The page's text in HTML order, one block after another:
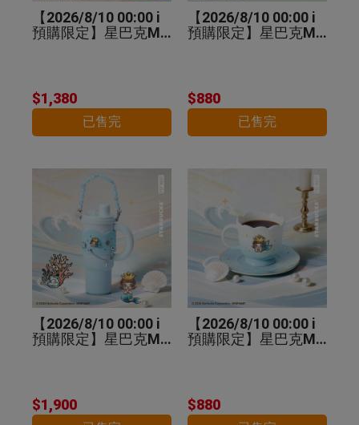
【2026/8/10 00:00 i
預購限定】星巴克MO
$1,380
已售完
【2026/8/10 00:00 i
預購限定】星巴克MO
$880
已售完
【2026/8/10 00:00 i
預購限定】星巴克MO
$1,900
【2026/8/10 00:00 i
預購限定】星巴克MO
$880